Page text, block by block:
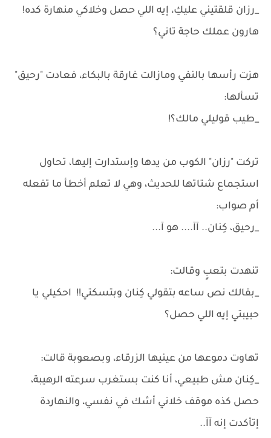
_رزان قلقتيني عليكِ، إيه اللي حصل وخلاكي منهارة كده!
هارون عملك حاجة تاني؟
هزت رأسها بالنفي ومازالت غارقة بالبكاء، فعادت "رحيق"
تسألها:
_طيب قوليلي مالك؟!
تركت "رزان" الكوب من يدها وإستدارت إليها، تحاول
استجماع شتاتها للحديث، وهي لا تعلم أخطأ ما تفعله
أم صواب:
_رحيق، كِنان.. آآ.... هو آ...
تنهدت بتعبٍ وقالت:
_بقالك نص ساعه بتقولي كِنان وبتسكتي!! احكيلي يا
حبيبتي إيه اللي حصل؟
تهاوت دموعها من عينيها الزرقاء، وبصعوبة قالت:
_كِنان مش طبيعي، أنا كنت بستغرب سرعته الرهيبة،
حصل كذه موقف خلاني أشك في نفسي، والنهاردة
إتأكدت إنه آآ..